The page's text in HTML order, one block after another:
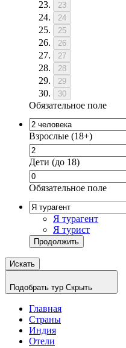
23
24
25
26
27
28
29
30
Обязательное поле
Взрослые (18+)
Дети (до 18)
Обязательное поле
Я турагент
Я турист
Продолжить
Искать
Подобрать тур Скрыть
Главная
Страны
Индия
Отели